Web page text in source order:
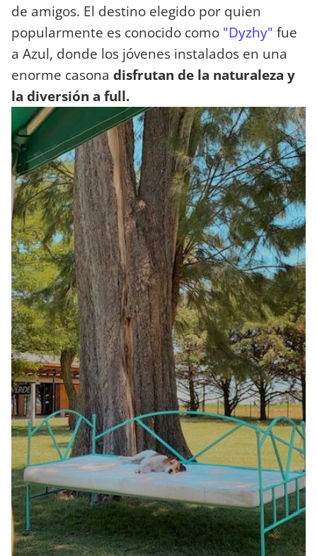
de amigos. El destino elegido por quien
popularmente es conocido como "Dyzhy" fue
a Azul, donde los jóvenes instalados en una
enorme casona disfrutan de la naturaleza y
la diversión a full.